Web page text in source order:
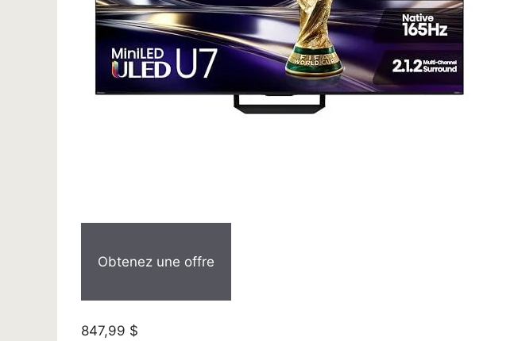
Obtenez une offre
847,99 $